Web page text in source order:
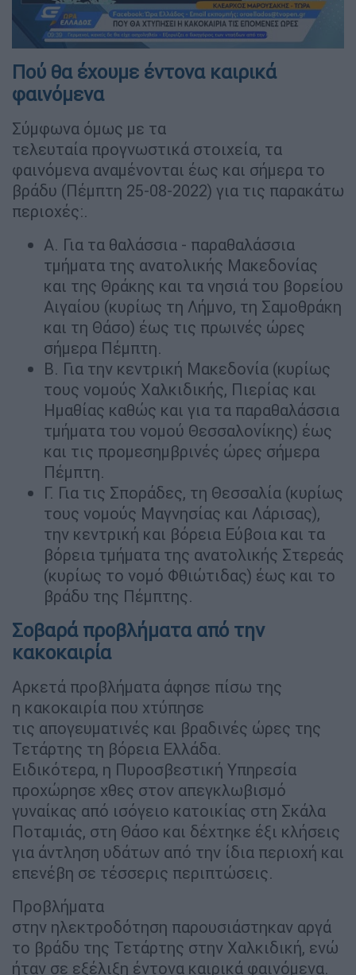
Πού θα έχουμε έντονα καιρικά
φαινόμενα
Σύμφωνα όμως με τα
τελευταία προγνωστικά στοιχεία, τα
φαινόμενα αναμένονται έως και σήμερα το
βράδυ (Πέμπτη 25-08-2022) για τις παρακάτω
περιοχές:.
Α. Για τα θαλάσσια - παραθαλάσσια
τμήματα της ανατολικής Μακεδονίας
και της Θράκης και τα νησιά του βορείου
Αιγαίου (κυρίως τη Λήμνο, τη Σαμοθράκη
και τη Θάσο) έως τις πρωινές ώρες
σήμερα Πέμπτη.
Β. Για την κεντρική Μακεδονία (κυρίως
τους νομούς Χαλκιδικής, Πιερίας και
Ημαθίας καθώς και για τα παραθαλάσσια
τμήματα του νομού Θεσσαλονίκης) έως
και τις προμεσημβρινές ώρες σήμερα
Πέμπτη.
Γ. Για τις Σποράδες, τη Θεσσαλία (κυρίως
τους νομούς Μαγνησίας και Λάρισας),
την κεντρική και βόρεια Εύβοια και τα
βόρεια τμήματα της ανατολικής Στερεάς
(κυρίως το νομό Φθιώτιδας) έως και το
βράδυ της Πέμπτης.
Σοβαρά προβλήματα από την
κακοκαιρία
Αρκετά προβλήματα άφησε πίσω της
η κακοκαιρία που χτύπησε
τις απογευματινές και βραδινές ώρες της
Τετάρτης τη βόρεια Ελλάδα.
Ειδικότερα, η Πυροσβεστική Υπηρεσία
προχώρησε χθες στον απεγκλωβισμό
γυναίκας από ισόγειο κατοικίας στη Σκάλα
Ποταμιάς, στη Θάσο και δέχτηκε έξι κλήσεις
για άντληση υδάτων από την ίδια περιοχή και
επενέβη σε τέσσερις περιπτώσεις.
Προβλήματα
στην ηλεκτροδότηση παρουσιάστηκαν αργά
το βράδυ της Τετάρτης στην Χαλκιδική, ενώ
ήταν σε εξέλιξη έντονα καιρικά φαινόμενα.